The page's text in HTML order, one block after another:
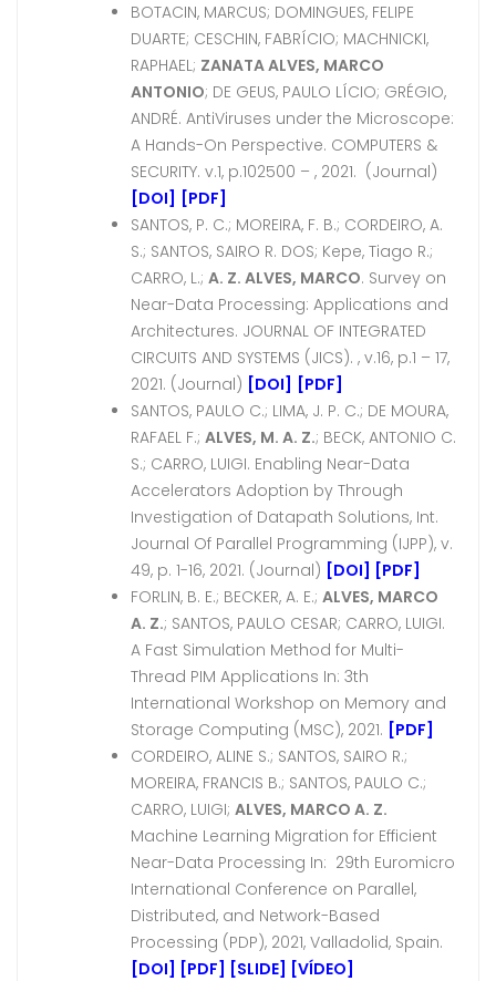
BOTACIN, MARCUS; DOMINGUES, FELIPE
DUARTE; CESCHIN, FABRÍCIO; MACHNICKI,
RAPHAEL; ZANATA ALVES, MARCO
ANTONIO; DE GEUS, PAULO LÍCIO; GRÉGIO,
ANDRÉ. AntiViruses under the Microscope:
A Hands-On Perspective. COMPUTERS &
SECURITY. v.1, p.102500 – , 2021. (Journal)
[DOI] [PDF]
SANTOS, P. C.; MOREIRA, F. B.; CORDEIRO, A.
S.; SANTOS, SAIRO R. DOS; Kepe, Tiago R.;
CARRO, L.; A. Z. ALVES, MARCO. Survey on
Near-Data Processing: Applications and
Architectures. JOURNAL OF INTEGRATED
CIRCUITS AND SYSTEMS (JICS). , v.16, p.1 – 17,
2021. (Journal) [DOI] [PDF]
SANTOS, PAULO C.; LIMA, J. P. C.; DE MOURA,
RAFAEL F.; ALVES, M. A. Z.; BECK, ANTONIO C.
S.; CARRO, LUIGI. Enabling Near-Data
Accelerators Adoption by Through
Investigation of Datapath Solutions, Int.
Journal Of Parallel Programming (IJPP), v.
49, p. 1-16, 2021. (Journal) [DOI] [PDF]
FORLIN, B. E.; BECKER, A. E.; ALVES, MARCO
A. Z.; SANTOS, PAULO CESAR; CARRO, LUIGI.
A Fast Simulation Method for Multi-
Thread PIM Applications In: 3th
International Workshop on Memory and
Storage Computing (MSC), 2021. [PDF]
CORDEIRO, ALINE S.; SANTOS, SAIRO R.;
MOREIRA, FRANCIS B.; SANTOS, PAULO C.;
CARRO, LUIGI; ALVES, MARCO A. Z.
Machine Learning Migration for Efficient
Near-Data Processing In: 29th Euromicro
International Conference on Parallel,
Distributed, and Network-Based
Processing (PDP), 2021, Valladolid, Spain.
[DOI] [PDF] [SLIDE] [VÍDEO]